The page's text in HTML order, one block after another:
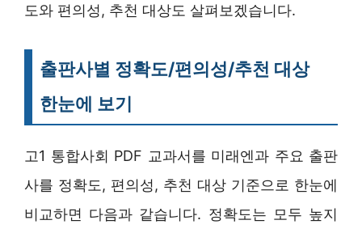
도와 편의성, 추천 대상도 살펴보겠습니다.
출판사별 정확도/편의성/추천 대상
한눈에 보기
고1 통합사회 PDF 교과서를 미래엔과 주요 출판
사를 정확도, 편의성, 추천 대상 기준으로 한눈에
비교하면 다음과 같습니다. 정확도는 모두 높지